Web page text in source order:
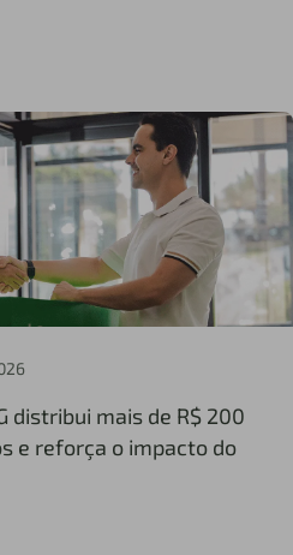
distribui mais de R$ 200
e reforça o impacto do